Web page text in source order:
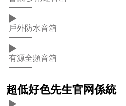
戶外防水音箱
有源全頻音箱
超低好色先生官网係統